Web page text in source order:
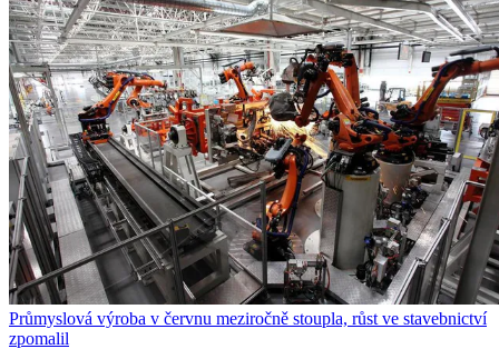
Průmyslová výroba v červnu meziročně stoupla, růst ve stavebnictví
zpomalil